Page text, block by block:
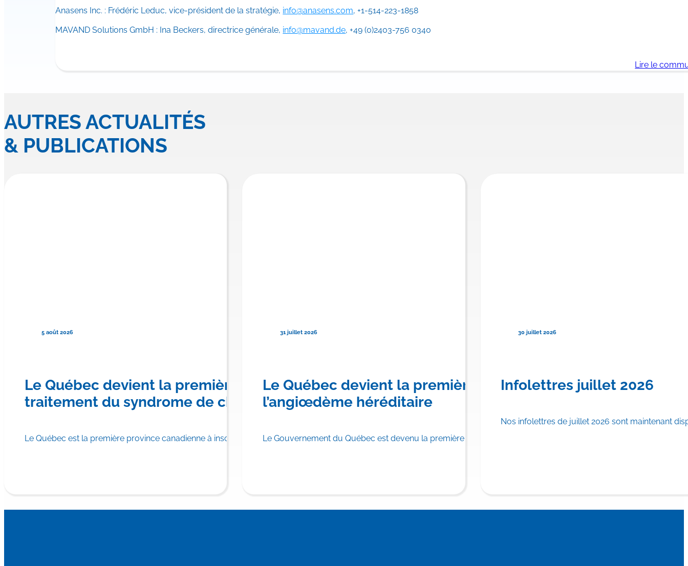
Anasens Inc. : Frédéric Leduc, vice-président de la stratégie, info@anasens.com, +1-514-223-1858
MAVAND Solutions GmbH : Ina Beckers, directrice générale, info@mavand.de, +49 (0)2403-756 0340
Lire le
AUTRES ACTUALITÉS
& PUBLICATIONS
5 août 2026
Le Québec devient la première province canadienne à rembourser TRYNGOLZA® pour le
traitement du syndrome de chylomicronémie familiale
Le Québec est la première province canadienne à inscrire TRYNGOLZA® (olézarsen) aux Listes des médicaments du régime public d’assurance médicaments.
31 juillet 2026
Le Québec devient la première province canadienne à offrir
l’angiœdème héréditaire
Le Gouvernement du Québec est devenu la première province canadienne à inscrire…
30 juillet 2026
Infolettres juillet 2026
Nos infolettres de juillet 2026 sont maintenant